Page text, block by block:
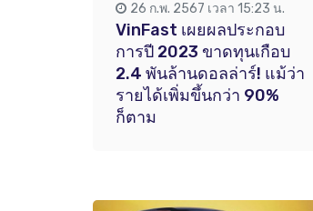
26 ก.พ. 2567 เวลา 15:23 น.
VinFast เผยผลประกอบ
การปี 2023 ขาดทุนเกือบ
2.4 พันล้านดอลล่าร์! แม้ว่า
รายได้เพิ่มขึ้นกว่า 90%
ก็ตาม